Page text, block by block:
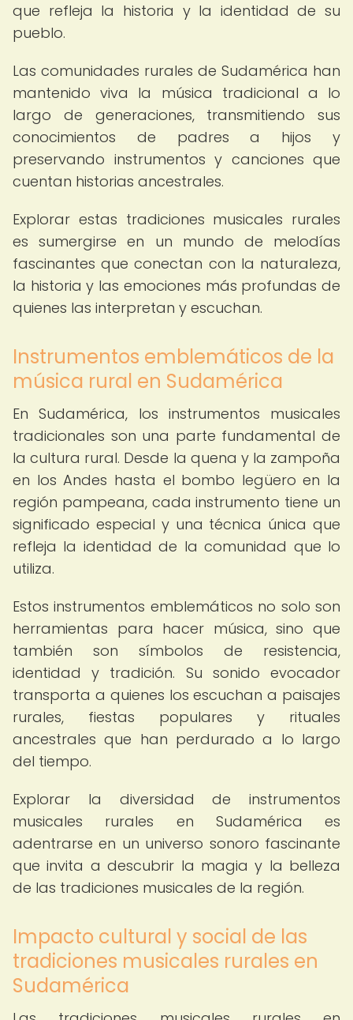
que refleja la historia y la identidad de su
pueblo.
Las comunidades rurales de Sudamérica han
mantenido viva la música tradicional a lo
largo de generaciones, transmitiendo sus
conocimientos de padres a hijos y
preservando instrumentos y canciones que
cuentan historias ancestrales.
Explorar estas tradiciones musicales rurales
es sumergirse en un mundo de melodías
fascinantes que conectan con la naturaleza,
la historia y las emociones más profundas de
quienes las interpretan y escuchan.
Instrumentos emblemáticos de la
música rural en Sudamérica
En Sudamérica, los instrumentos musicales
tradicionales son una parte fundamental de
la cultura rural. Desde la quena y la zampoña
en los Andes hasta el bombo legüero en la
región pampeana, cada instrumento tiene un
significado especial y una técnica única que
refleja la identidad de la comunidad que lo
utiliza.
Estos instrumentos emblemáticos no solo son
herramientas para hacer música, sino que
también son símbolos de resistencia,
identidad y tradición. Su sonido evocador
transporta a quienes los escuchan a paisajes
rurales, fiestas populares y rituales
ancestrales que han perdurado a lo largo
del tiempo.
Explorar la diversidad de instrumentos
musicales rurales en Sudamérica es
adentrarse en un universo sonoro fascinante
que invita a descubrir la magia y la belleza
de las tradiciones musicales de la región.
Impacto cultural y social de las
tradiciones musicales rurales en
Sudamérica